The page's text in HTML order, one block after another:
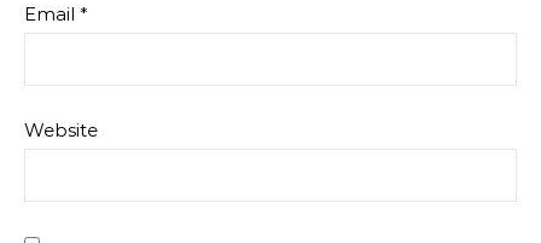
Email *
Website